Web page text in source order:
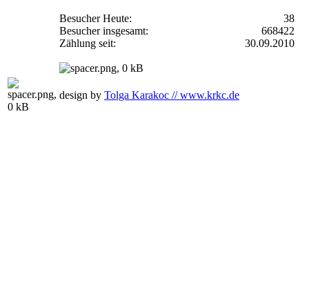
Besucher Heute:
38
Besucher insgesamt:
668422
Zählung seit:
30.09.2010
design by Tolga Karakoc // www.krkc.de